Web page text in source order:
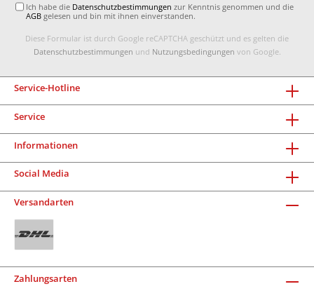
Ich habe die Datenschutzbestimmungen zur Kenntnis genommen und die
AGB gelesen und bin mit ihnen einverstanden.
Diese Formular ist durch Google reCAPTCHA geschützt und es gelten die
Datenschutzbestimmungen und Nutzungsbedingungen von Google.
Service-Hotline
Service
Informationen
Social Media
Versandarten
Zahlungsarten